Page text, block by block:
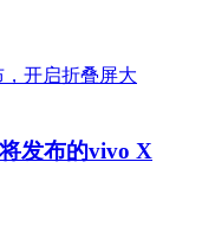
发布的vivo X